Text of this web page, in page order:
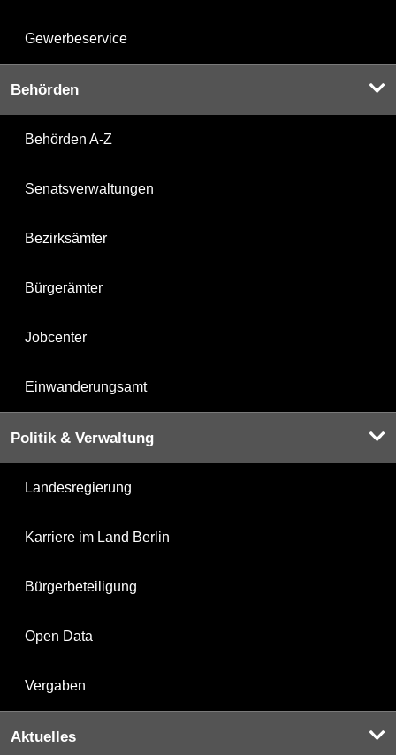
Gewerbeservice
Behörden
Behörden A-Z
Senatsverwaltungen
Bezirksämter
Bürgerämter
Jobcenter
Einwanderungsamt
Politik & Verwaltung
Landesregierung
Karriere im Land Berlin
Bürgerbeteiligung
Open Data
Vergaben
Aktuelles